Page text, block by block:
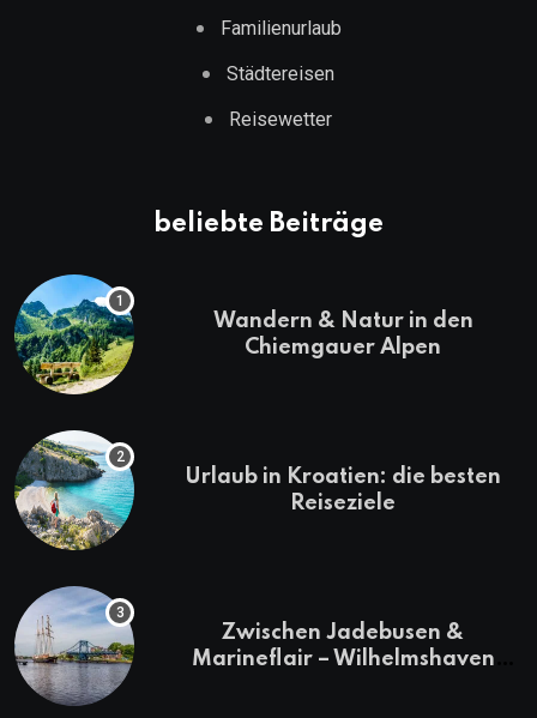
Familienurlaub
Städtereisen
Reisewetter
beliebte Beiträge
Wandern & Natur in den
Chiemgauer Alpen
Urlaub in Kroatien: die besten
Reiseziele
Zwischen Jadebusen &
Marineflair – Wilhelmshaven